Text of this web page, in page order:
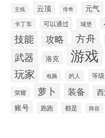
主线 云顶 传奇 元气
卡丁车 可以通过 城堡
技能 攻略 方舟
武器 洛克 游戏
玩家 电脑 的人 等级
荣耀 萝卜 装备
账号 跑跑 都是 阵容